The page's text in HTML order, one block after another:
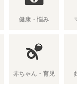
健康・悩み
赤ちゃん・育児